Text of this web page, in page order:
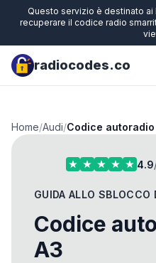
Questo servizio è destinato
recuperare il codice radio
radiocodes.co
Home/Audi/Codice autoradio
4.9
GUIDA ALLO SBLOCCO
Codice
A3